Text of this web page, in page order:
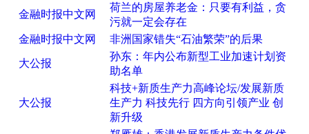
金融时报中文网
荷兰的房屋养老金：只要有利益，贪
污就一定会存在
金融时报中文网
非洲国家错失“石油繁荣”的后果
大公报
孙东：年内公布新型工业加速计划资
助名单
大公报
科技+新质生产力高峰论坛/发展新质
生产力 科技先行 四方向引领产业 创
新升级